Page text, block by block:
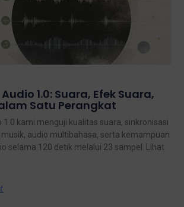
1.0: Suara, Efek Suara,
Satu Perangkat
1.0 kami menguji kualitas suara, sinkronisasi
audio multibahasa, serta kemampuan
selama 120 detik melalui 23 sampel. Lihat